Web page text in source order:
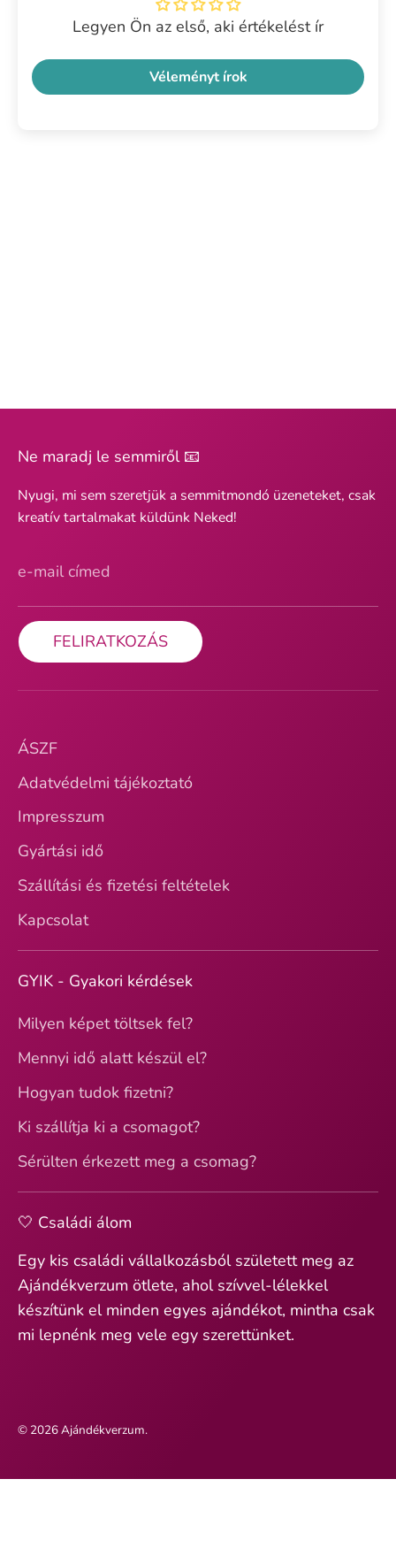
Legyen Ön az első, aki értékelést ír
Véleményt írok
Ne maradj le semmiről 📧
Nyugi, mi sem szeretjük a semmitmondó üzeneteket, csak
kreatív tartalmakat küldünk Neked!
e-mail címed
FELIRATKOZÁS
ÁSZF
Adatvédelmi tájékoztató
Impresszum
Gyártási idő
Szállítási és fizetési feltételek
Kapcsolat
GYIK - Gyakori kérdések
Milyen képet töltsek fel?
Mennyi idő alatt készül el?
Hogyan tudok fizetni?
Ki szállítja ki a csomagot?
Sérülten érkezett meg a csomag?
🤍 Családi álom
Egy kis családi vállalkozásból született meg az
Ajándékverzum ötlete, ahol szívvel-lélekkel
készítünk el minden egyes ajándékot, mintha csak
mi lepnénk meg vele egy szerettünket.
© 2026Ajándékverzum.